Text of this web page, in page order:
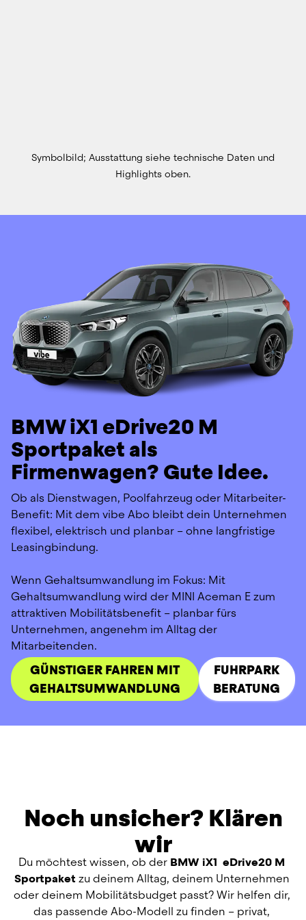
Symbolbild; Ausstattung siehe technische Daten und
Highlights oben.
BMW iX1 eDrive20 M
Sportpaket als
Firmenwagen? Gute Idee.
Ob als Dienstwagen, Poolfahrzeug oder Mitarbeiter-
Benefit: Mit dem vibe Abo bleibt dein Unternehmen
flexibel, elektrisch und planbar – ohne langfristige
Leasingbindung.
Wenn Gehaltsumwandlung im Fokus: Mit
Gehaltsumwandlung wird der MINI Aceman E zum
attraktiven Mobilitätsbenefit – planbar fürs
Unternehmen, angenehm im Alltag der
Mitarbeitenden.
GÜNSTIGER FAHREN MIT
GEHALTSUMWANDLUNG
FUHRPARK
BERATUNG
Noch unsicher? Klären
wir
Du möchtest wissen, ob der BMW iX1  eDrive20 M
Sportpaket zu deinem Alltag, deinem Unternehmen
oder deinem Mobilitätsbudget passt? Wir helfen dir,
das passende Abo-Modell zu finden – privat,